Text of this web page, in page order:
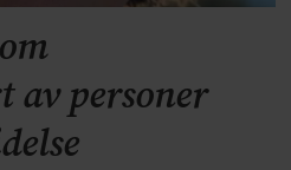
personer